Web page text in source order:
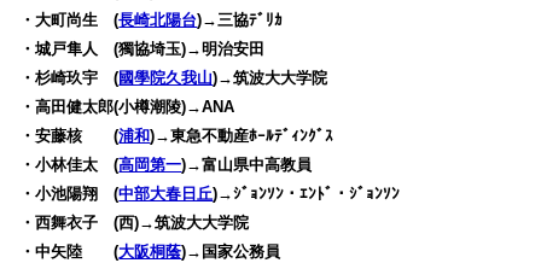
・大町尚生 (長崎北陽台)→三協ﾃﾞﾘｶ
・城戸隼人 (獨協埼玉)→明治安田
・杉崎玖宇 (國學院久我山)→筑波大大学院
・高田健太郎(小樽潮陵)→ANA
・安藤核 (浦和)→東急不動産ﾎｰﾙﾃﾞｨﾝｸﾞｽ
・小林佳太 (高岡第一)→富山県中高教員
・小池陽翔 (中部大春日丘)→ｼﾞｮﾝｿﾝ・ｴﾝﾄﾞ・ｼﾞｮﾝｿﾝ
・西舞衣子 (西)→筑波大大学院
・中矢陸 (大阪桐蔭)→国家公務員